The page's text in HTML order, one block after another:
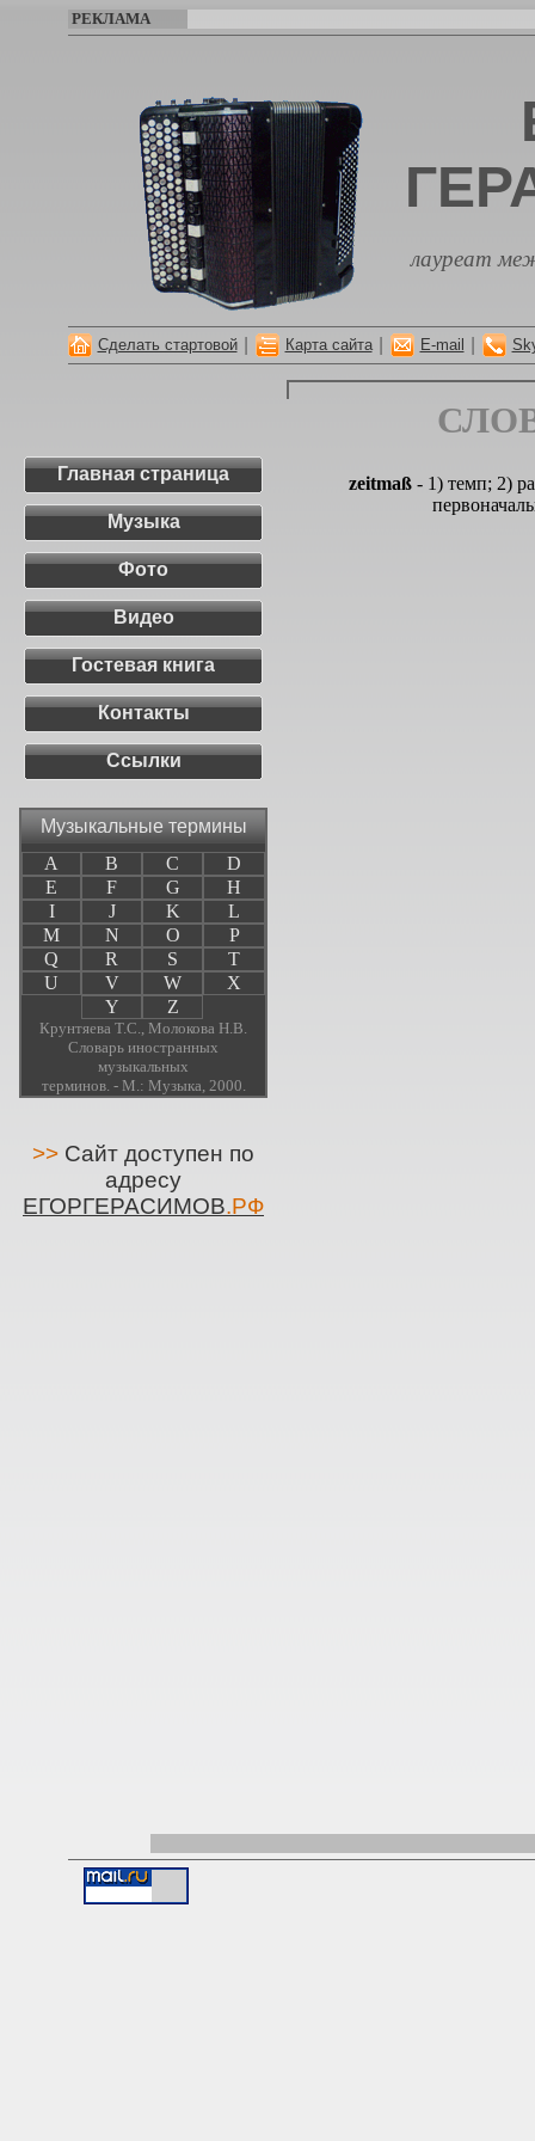
РЕКЛАМА
лауреат
Сделать стартовой Карта сайта E-mail
Главная страница
Музыка
Фото
Видео
Гостевая книга
Контакты
Ссылки
Музыкальные термины
A
B C
D
E
F G
H
I
J K
L
M
N O
P
Q
R S
T
U
V W
X
Y
Z
Крунтяева Т.С., Молокова Н.В.
Словарь иностранных
музыкальных
терминов. - М.: Музыка, 2000.
>> Сайт доступен по
адресу
ЕГОРГЕРАСИМОВ.РФ
zeitmaß- 1) темп; 2)